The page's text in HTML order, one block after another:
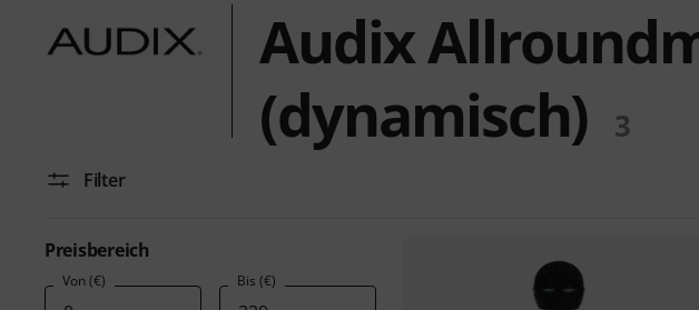
Audix
(dynamisch)
3
Filter
Preisbereich
Von (€) Bis (€)